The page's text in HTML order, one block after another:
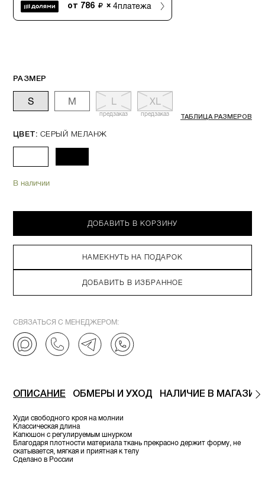
от 786 × 4платежа
РАЗМЕР
S M L
предзаказ
XL
предзаказ ТАБЛИЦА РАЗМЕРОВ
ЦВЕТ: СЕРЫЙ МЕЛАНЖ
В наличии
ДОБАВИТЬ В КОРЗИНУ
НАМЕКНУТЬ НА ПОДАРОК
ДОБАВИТЬ В ИЗБРАННОЕ
СВЯЗАТЬСЯ С МЕНЕДЖЕРОМ:
ОПИСАНИЕ ОБМЕРЫ И УХОД НАЛИЧИЕ В
Худи свободного кроя на молнии
Классическая длина
Капюшон с регулируемым шнурком
Благодаря плотности материала ткань прекрасно держит форму, не
скатывается, мягкая и приятная к телу
Сделано в России